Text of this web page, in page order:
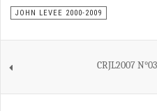
JOHN LEVEE 2000-2009
CRJL2007